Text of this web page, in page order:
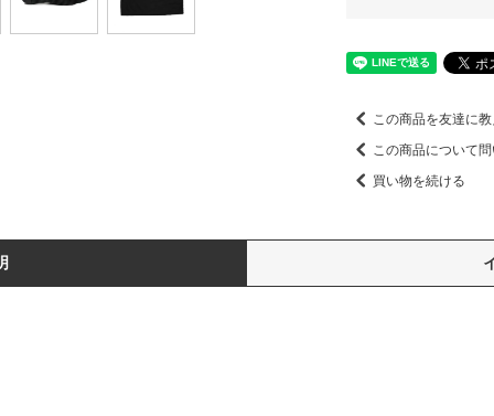
この商品を友達に
この商品について
買い物を続ける